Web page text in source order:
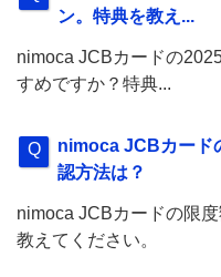
ン。特典を教え...
nimoca JCBカードの
すめですか？特典...
nimoca JCBカード
認方法は？
nimoca JCBカードの限
教えてください。